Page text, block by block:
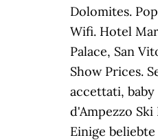
Dolomites.
Wifi. Hotel
Palace, San
Show Prices.
accettati,
d'Ampezzo
Einige